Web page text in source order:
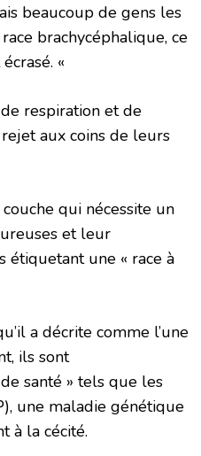
beaucoup de gens les
brachycéphalique, ce
«
respiration et de
aux coins de leurs
qui nécessite un
et leur
étiquetant une « race à
a décrite comme l’une
ils sont
santé » tels que les
une maladie génétique
à la cécité.